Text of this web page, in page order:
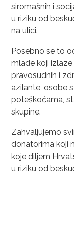
siromašnih i
u riziku od
na ulici.
Posebno se to
mlade koji
pravosudnih i
azilante, osobe
poteškoćama,
skupine.
Zahvaljujemo
donatorima koji
koje diljem
u riziku od